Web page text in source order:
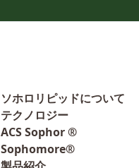
ソホロリピッドについて
テクノロジー
ACS Sophor ®
Sophomore®